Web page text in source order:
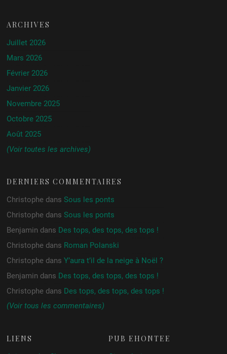
ARCHIVES
Juillet 2026
Mars 2026
Février 2026
Janvier 2026
Novembre 2025
Octobre 2025
Août 2025
(Voir toutes les archives)
DERNIERS COMMENTAIRES
Christophe dans Sous les ponts
Christophe dans Sous les ponts
Benjamin dans Des tops, des tops, des tops !
Christophe dans Roman Polanski
Christophe dans Y’aura t’il de la neige à Noël ?
Benjamin dans Des tops, des tops, des tops !
Christophe dans Des tops, des tops, des tops !
(Voir tous les commentaires)
LIENS PUB ÉHONTÉE